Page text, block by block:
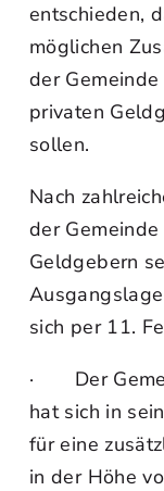
entschieden,
möglichen
der
privaten
sollen.
Nach
der
Geldgebern
sich per 11.
· Der
hat sich in
für eine
in der Höhe